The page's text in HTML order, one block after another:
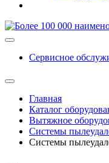
Сервисное
Главная
Каталог
Вытяжное
Системы
Системы